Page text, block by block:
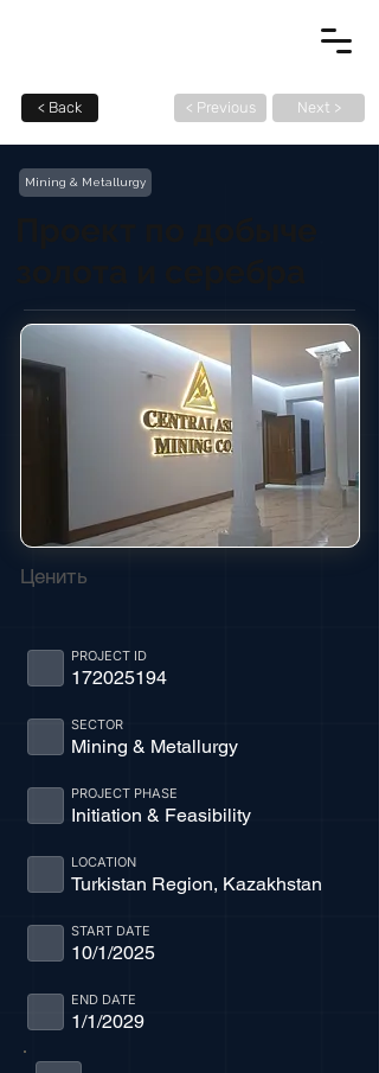
< Back < Previous Next >
Mining & Metallurgy
Ценить
172025194
PROJECT ID
Mining & Metallurgy
SECTOR
Initiation & Feasibility
PROJECT PHASE
Turkistan Region, Kazakhstan
LOCATION
10/1/2025
START DATE
1/1/2029
END DATE